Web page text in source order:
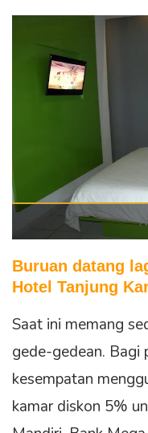
Buruan datang
Hotel Tanjung
Saat ini memang
gede-gedean. Bagi
kesempatan
kamar diskon 5%